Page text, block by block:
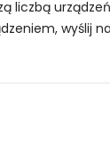
liczbą
wyślij